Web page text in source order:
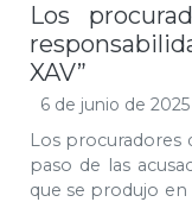
Los
XAV”
6 de junio de 2025
Los procuradores
paso de las
que se produjo